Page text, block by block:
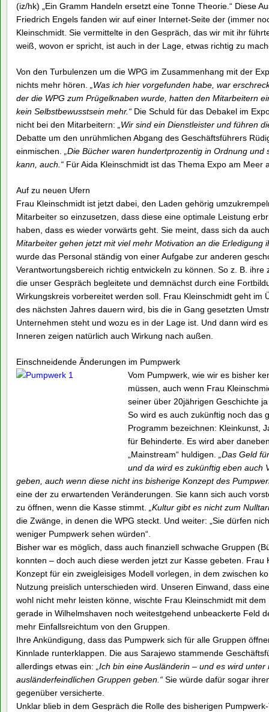
(iz/hk) „Ein Gramm Handeln ersetzt eine Tonne Theorie.“ Diese
Friedrich Engels fanden wir auf einer Internet-Seite der (immer
Kleinschmidt. Sie vermittelte in den Gespräch, das wir mit ihr
weiß, wovon er spricht, ist auch in der Lage, etwas richtig zu
Von den Turbulenzen um die WPG im Zusammenhang mit der
nichts mehr hören. „Was ich hier vorgefunden habe, war
der die WPG zum Prügelknaben wurde, hatten den Mitarbeitern
kein Selbstbewusstsein mehr.“ Die Schuld für das Debakel im
nicht bei den Mitarbeitern: „Wir sind ein Dienstleister und führen
Debatte um den unrühmlichen Abgang des Geschäftsführers
einmischen. „Die Bücher waren hundertprozentig in Ordnung
kann, auch.“ Für Aida Kleinschmidt ist das Thema Expo am Meer
Auf zu neuen Ufern
Frau Kleinschmidt ist jetzt dabei, den Laden gehörig
Mitarbeiter so einzusetzen, dass diese eine optimale Leistung
haben, dass es wieder vorwärts geht. Sie meint, dass sich da
Mitarbeiter gehen jetzt mit viel mehr Motivation an die Erledigung
wurde das Personal ständig von einer Aufgabe zur anderen
Verantwortungsbereich richtig entwickeln zu können. So z. B.
die unser Gespräch begleitete und demnächst durch eine
Wirkungskreis vorbereitet werden soll. Frau Kleinschmidt geht im
des nächsten Jahres dauern wird, bis die in Gang gesetzten
Unternehmen steht und wozu es in der Lage ist. Und dann wird
Inneren zeigen natürlich auch Wirkung nach außen.
Einschneidende Änderungen im Pumpwerk
Vom Pumpwerk, wie wir es bisher
müssen, auch wenn Frau
seiner über 20jährigen Geschichte
So wird es auch zukünftig noch das
Programm bezeichnen: Kleinkunst,
für Behinderte. Es wird aber
„Mainstream“ huldigen.
„Das Geld
und da wird es zukünftig eben auch
geben, auch wenn diese nicht ins bisherige Konzept des
eine der zu erwartenden Veränderungen. Sie kann sich auch
zu öffnen, wenn die Kasse stimmt.
„Kultur gibt es nicht zum
die Zwänge, in denen die WPG steckt. Und weiter: „Sie dürfen
weniger Pumpwerk sehen würden“.
Bisher war es möglich, dass auch finanziell schwache Gruppen
konnten – doch auch diese werden jetzt zur Kasse gebeten. Frau
Konzept für ein zweigleisiges Modell vorlegen, in dem zwischen
Nutzung preislich unterschieden wird. Unseren Einwand, dass
wohl nicht mehr leisten könne, wischte Frau Kleinschmidt mit
gerade in Wilhelmshaven noch weitestgehend unbeackerte Feld
mehr Einfallsreichtum von den Gruppen.
Ihre Ankündigung, dass das Pumpwerk sich für alle Gruppen
Kinnlade runterklappen. Die aus Sarajewo stammende
allerdings etwas ein:
„Ich bin eine Ausländerin – und es wird
ausländerfeindlichen Gruppen geben.“ Sie würde dafür sogar
gegenüber versicherte.
Unklar blieb in dem Gespräch die Rolle des bisherigen